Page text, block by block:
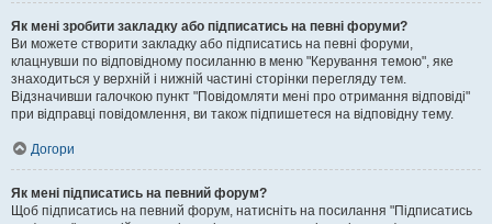
Як мені зробити закладку або підписатись на певні форуми?
Ви можете створити закладку або підписатись на певні форуми,
клацнувши по відповідному посиланню в меню "Керування темою", яке
знаходиться у верхній і нижній частині сторінки перегляду тем.
Відзначивши галочкою пункт "Повідомляти мені про отримання відповіді"
при відправці повідомлення, ви також підпишетеся на відповідну тему.
Догори
Як мені підписатись на певний форум?
Щоб підписатись на певний форум, натисніть на посилання "Підписатись